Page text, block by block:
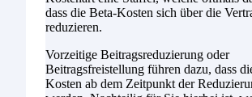
dass die Beta-Kosten sich über die
reduzieren.
Vorzeitige Beitragsreduzierung oder
Beitragsfreistellung führen dazu, dass
Kosten ab dem Zeitpunkt der